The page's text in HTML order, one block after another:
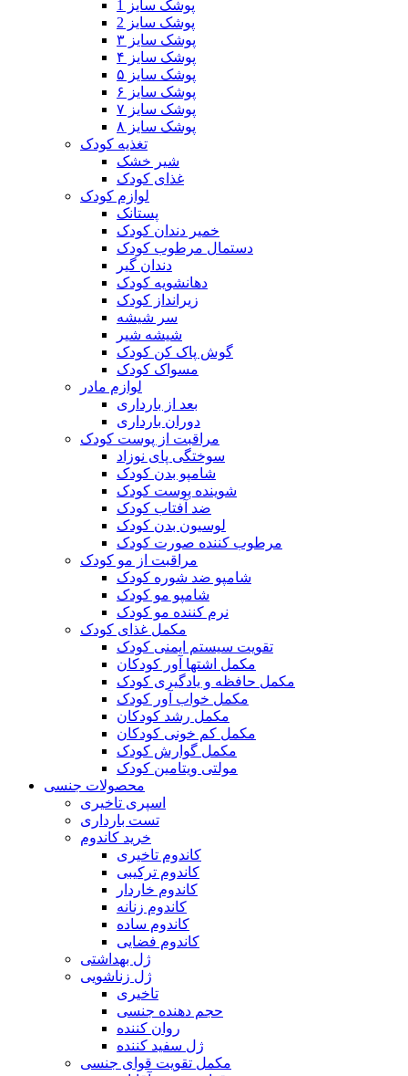
پوشک سایز 1
پوشک سایز 2
پوشک سایز ۳
پوشک سایز ۴
پوشک سایز ۵
پوشک سایز ۶
پوشک سایز ۷
پوشک سایز ۸
تغذیه کودک
شیر خشک
غذای کودک
لوازم کودک
پستانک
خمیر دندان کودک
دستمال مرطوب کودک
دندان گیر
دهانشویه کودک
زیرانداز کودک
سر شیشه
شیشه شیر
گوش پاک کن کودک
مسواک کودک
لوازم مادر
بعد از بارداری
دوران بارداری
مراقبت از پوست کودک
سوختگی پای نوزاد
شامپو بدن کودک
شوینده پوست کودک
ضد آفتاب کودک
لوسیون بدن کودک
مرطوب کننده صورت کودک
مراقبت از مو کودک
شامپو ضد شوره کودک
شامپو مو کودک
نرم کننده مو کودک
مکمل غذای کودک
تقویت سیستم ایمنی کودک
مکمل اشتها آور کودکان
مکمل حافظه و یادگیری کودک
مکمل خواب آور کودک
مکمل رشد کودکان
مکمل کم خونی کودکان
مکمل گوارش کودک
مولتی ویتامین کودک
محصولات جنسی
اسپری تاخیری
تست بارداری
خرید کاندوم
کاندوم تاخیری
کاندوم ترکیبی
کاندوم خاردار
کاندوم زنانه
کاندوم ساده
کاندوم فضایی
ژل بهداشتی
ژل زناشویی
تاخیری
حجم دهنده جنسی
روان کننده
ژل سفید کننده
مکمل تقویت قوای جنسی